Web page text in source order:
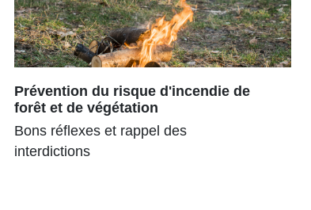
Prévention du risque d'incendie de
forêt et de végétation
Bons réflexes et rappel des
interdictions